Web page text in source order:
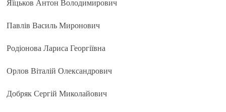
Яїцьков Антон Володимирович
Павлів Василь Миронович
Родіонова Лариса Георгіївна
Орлов Віталій Олександрович
Добряк Сергій Миколайович